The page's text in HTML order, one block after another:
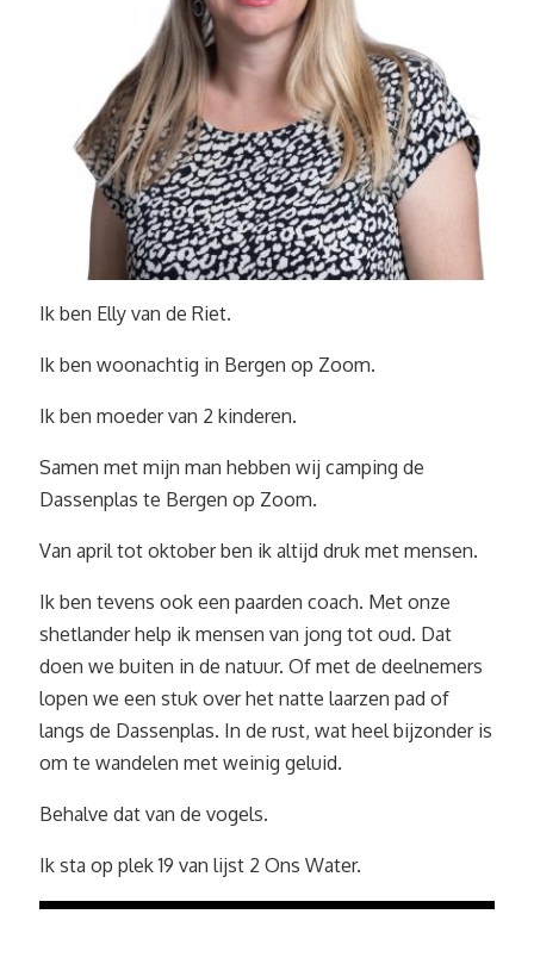
Ik ben Elly van de Riet.
Ik ben woonachtig in Bergen op Zoom.
Ik ben moeder van 2 kinderen.
Samen met mijn man hebben wij camping de
Dassenplas te Bergen op Zoom.
Van april tot oktober ben ik altijd druk met mensen.
Ik ben tevens ook een paarden coach. Met onze
shetlander help ik mensen van jong tot oud. Dat
doen we buiten in de natuur. Of met de deelnemers
lopen we een stuk over het natte laarzen pad of
langs de Dassenplas. In de rust, wat heel bijzonder is
om te wandelen met weinig geluid.
Behalve dat van de vogels.
Ik sta op plek 19 van lijst 2 Ons Water.